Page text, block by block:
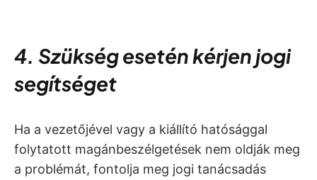
4. Szükség esetén kérjen jogi
segítséget
Ha a vezetőjével vagy a kiállító hatósággal
folytatott magánbeszélgetések nem oldják meg
a problémát, fontolja meg jogi tanácsadás